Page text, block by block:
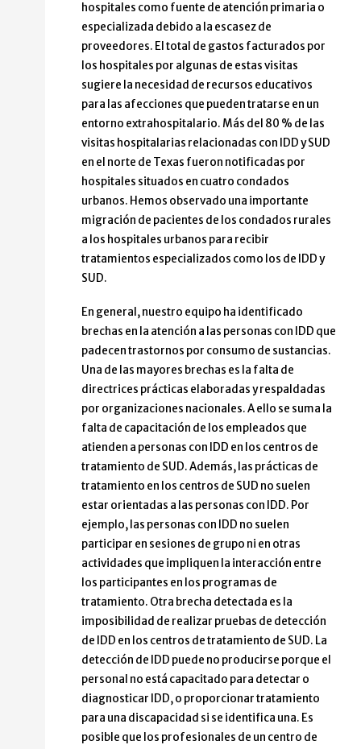
hospitales como fuente de atención primaria o
especializada debido a la escasez de
proveedores. El total de gastos facturados por
los hospitales por algunas de estas visitas
sugiere la necesidad de recursos educativos
para las afecciones que pueden tratarse en un
entorno extrahospitalario. Más del 80 % de las
visitas hospitalarias relacionadas con IDD y SUD
en el norte de Texas fueron notificadas por
hospitales situados en cuatro condados
urbanos. Hemos observado una importante
migración de pacientes de los condados rurales
a los hospitales urbanos para recibir
tratamientos especializados como los de IDD y
SUD.
En general, nuestro equipo ha identificado
brechas en la atención a las personas con IDD que
padecen trastornos por consumo de sustancias.
Una de las mayores brechas es la falta de
directrices prácticas elaboradas y respaldadas
por organizaciones nacionales. A ello se suma la
falta de capacitación de los empleados que
atienden a personas con IDD en los centros de
tratamiento de SUD. Además, las prácticas de
tratamiento en los centros de SUD no suelen
estar orientadas a las personas con IDD. Por
ejemplo, las personas con IDD no suelen
participar en sesiones de grupo ni en otras
actividades que impliquen la interacción entre
los participantes en los programas de
tratamiento. Otra brecha detectada es la
imposibilidad de realizar pruebas de detección
de IDD en los centros de tratamiento de SUD. La
detección de IDD puede no producirse porque el
personal no está capacitado para detectar o
diagnosticar IDD, o proporcionar tratamiento
para una discapacidad si se identifica una. Es
posible que los profesionales de un centro de